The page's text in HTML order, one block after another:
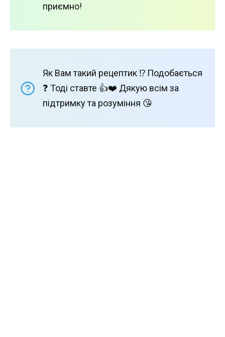
приємно!
Як Вам такий рецептик ⁉️ Подобається
❓ Тоді ставте 👍❤️ Дякую всім за
підтримку та розуміння 😘